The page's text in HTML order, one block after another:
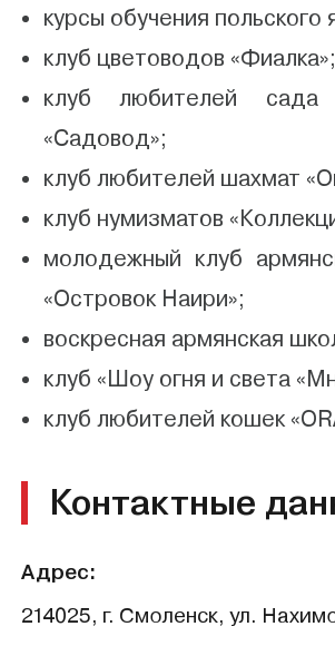
курсы обучения польского
клуб цветоводов «Фиалка»;
клуб любителей
«Садовод»;
клуб любителей шахмат
клуб нумизматов
молодежный клуб
«Островок Наири»;
воскресная армянская
клуб «Шоу огня и света
клуб любителей кошек
Контактные
Адрес:
214025, г. Смоленск, ул.